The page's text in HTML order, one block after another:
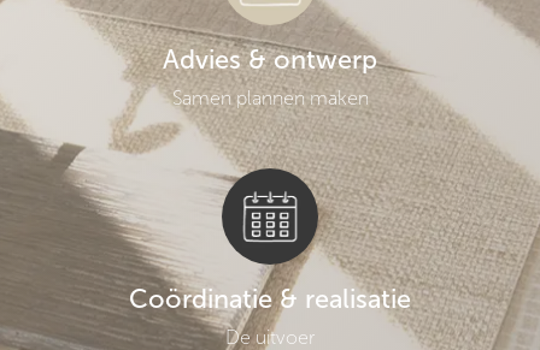
Advies & ontwerp
Samen plannen maken
Coördinatie & realisatie
De uitvoer